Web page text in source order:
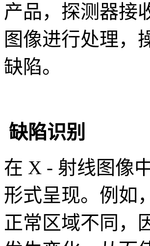
产品，探测器接
图像进行处理，
缺陷。
缺陷识别
在 X - 射线图像
形式呈现。例如
正常区域不同，